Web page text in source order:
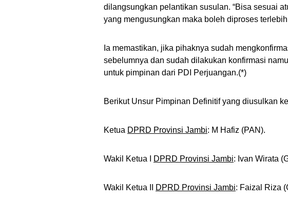
dilangsungkan pelantikan susulan. “Bisa sesuai
yang mengusungkan maka boleh diproses
Ia memastikan, jika pihaknya sudah
sebelumnya dan sudah dilakukan konfirmasi
untuk pimpinan dari PDI Perjuangan.(*)
Berikut Unsur Pimpinan Definitif yang diusulkan
Ketua DPRD Provinsi Jambi: M Hafiz (PAN).
Wakil Ketua I DPRD Provinsi Jambi: Ivan Wirata
Wakil Ketua II DPRD Provinsi Jambi: Faizal Riza